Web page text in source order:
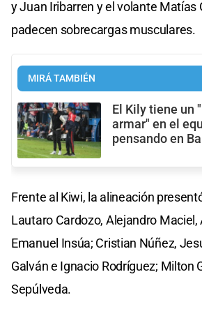
y Juan Iribarren y el volante Matías
padecen sobrecargas musculares.
MIRÁ TAMBIÉN
El Kily tiene un
armar" en el
pensando en
Frente al Kiwi, la alineación
Lautaro Cardozo, Alejandro Maciel,
Emanuel Insúa; Cristian Núñez,
Galván e Ignacio Rodríguez; Milton
Sepúlveda.